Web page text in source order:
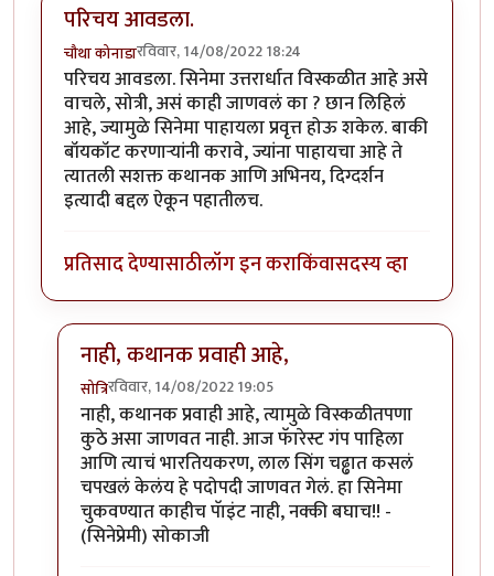
परिचय आवडला.
चौथा कोनाडारविवार, 14/08/2022 18:24
परिचय आवडला. सिनेमा उत्तरार्धात विस्कळीत आहे असे
वाचले, सोत्री, असं काही जाणवलं का ? छान लिहिलं
आहे, ज्यामुळे सिनेमा पाहायला प्रवृत्त होऊ शकेल. बाकी
बॉयकॉट करणाऱ्यांनी करावे, ज्यांना पाहायचा आहे ते
त्यातली सशक्त कथानक आणि अभिनय, दिग्दर्शन
इत्यादी बद्दल ऐकून पहातीलच.
प्रतिसाद देण्यासाठीलॉग इन कराकिंवासदस्य व्हा
नाही, कथानक प्रवाही आहे,
सोत्रिरविवार, 14/08/2022 19:05
In reply toपरिचय आवडला.byचौथा कोनाडा
नाही, कथानक प्रवाही आहे, त्यामुळे विस्कळीतपणा
कुठे असा जाणवत नाही. आज फॅारेस्ट गंप पाहिला
आणि त्याचं भारतियकरण, लाल सिंग चढ्ढात कसलं
चपखलं केलंय हे पदोपदी जाणवत गेलं. हा सिनेमा
चुकवण्यात काहीच पॅाइंट नाही, नक्की बघाच!! -
(सिनेप्रेमी) सोकाजी